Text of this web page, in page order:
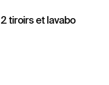
tiroirs et lavabo